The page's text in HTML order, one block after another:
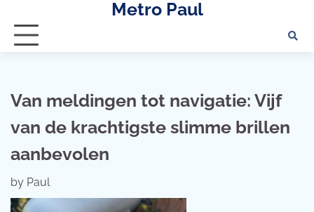
content
Metro Paul
Van meldingen tot navigatie: Vijf
van de krachtigste slimme brillen
aanbevolen
by Paul